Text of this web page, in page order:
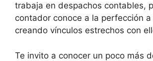
trabaja en despachos contables,
contador conoce a la perfección
creando vínculos estrechos con
Te invito a conocer un poco más